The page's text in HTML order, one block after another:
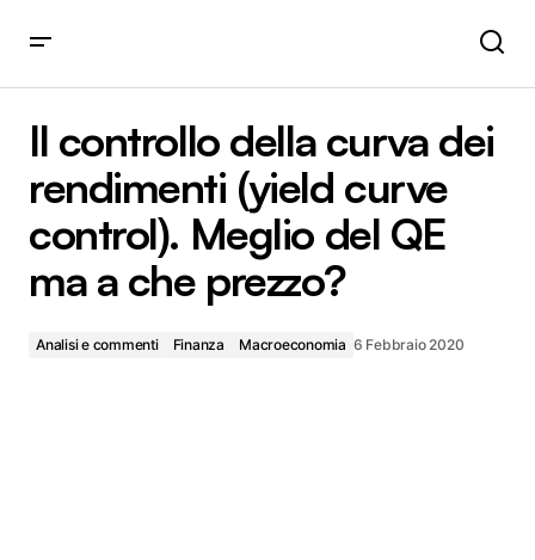
Meglio del QE ma a che prezzo?
Il controllo della curva dei
rendimenti (yield curve
control). Meglio del QE
ma a che prezzo?
Analisi e commenti Finanza Macroeconomia 6 Febbraio 2020